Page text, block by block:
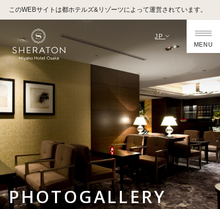
JP
MENU
PHOTOGALLERY
このWEBサイトは都ホテルズ&リゾーツによって運営されています。